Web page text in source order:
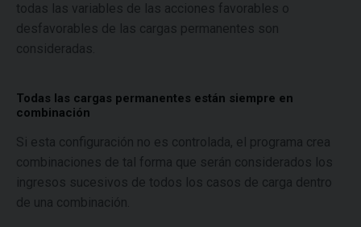
todas las variables de las acciones favorables o
desfavorables de las cargas permanentes son
consideradas.
Todas las cargas permanentes están siempre en
combinación
Si esta configuración no es controlada, el programa crea
combinaciones de tal forma que serán considerados los
ingresos sucesivos de todos los casos de carga dentro
de una combinación.